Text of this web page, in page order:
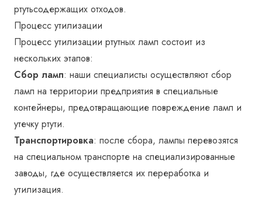
ртутьсодержащих отходов.
Процесс утилизации
Процесс утилизации ртутных ламп состоит из
нескольких этапов:
Сбор ламп: наши специалисты осуществляют сбор
ламп на территории предприятия в специальные
контейнеры, предотвращающие повреждение ламп и
утечку ртути.
Транспортировка: после сбора, лампы перевозятся
на специальном транспорте на специализированные
заводы, где осуществляется их переработка и
утилизация.